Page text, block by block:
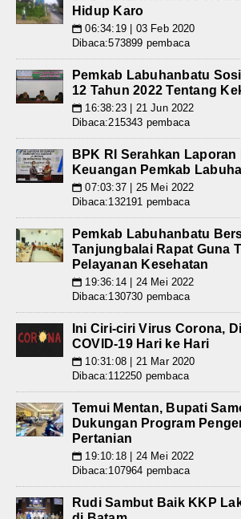
Hidup Karo
📅 06:34:19 | 03 Feb 2020
Dibaca:573899 pembaca
Pemkab Labuhanbatu
12 Tahun 2022 Tentang
📅 16:38:23 | 21 Jun 2022
Dibaca:215343 pembaca
BPK RI Serahkan
Keuangan Pemkab
📅 07:03:37 | 25 Mei 2022
Dibaca:132191 pembaca
Pemkab Labuhanbatu
Tanjungbalai Rapat Guna
Pelayanan Kesehatan
📅 19:36:14 | 24 Mei 2022
Dibaca:130730 pembaca
Ini Ciri-ciri Virus Corona,
COVID-19 Hari ke Hari
📅 10:31:08 | 21 Mar 2020
Dibaca:112250 pembaca
Temui Mentan, Bupati
Dukungan Program
Pertanian
📅 19:10:18 | 24 Mei 2022
Dibaca:107964 pembaca
Rudi Sambut Baik KKP